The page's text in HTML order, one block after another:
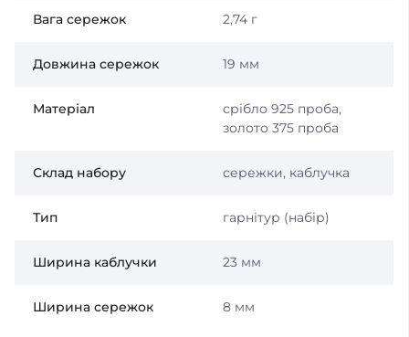
Вага сережок 2,74 г
Довжина сережок 19 мм
Матеріал
срібло 925 проба,
золото 375 проба
Склад набору сережки, каблучка
Тип гарнітур (набір)
Ширина каблучки 23 мм
Ширина сережок 8 мм